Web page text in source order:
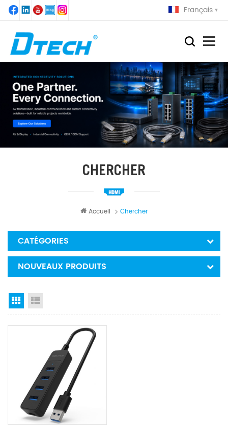
Français
CHERCHER
Accueil Chercher
CATÉGORIES
NOUVEAUX PRODUITS
Grid View